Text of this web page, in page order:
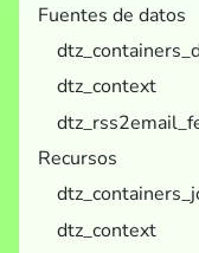
Fuentes de datos
dtz_context
Recursos
dtz_context